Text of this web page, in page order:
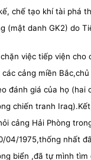
chế tạo khí tài phá
(mật danh GK2) do
việc tiếp viện
cảng miền
đánh giá của họ
chiến tranh
cảng Hải Phòng
04/1975,thống nhất
biển ,đã tự mình